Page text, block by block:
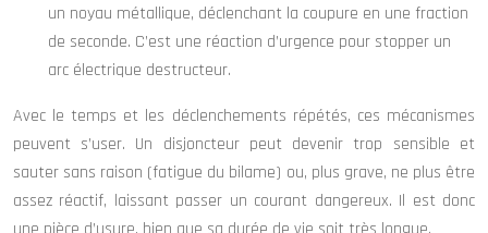
un noyau métallique, déclenchant la coupure en une fraction
de seconde. C’est une réaction d’urgence pour stopper un
arc électrique destructeur.
Avec le temps et les déclenchements répétés, ces mécanismes
peuvent s’user. Un disjoncteur peut devenir trop sensible et
sauter sans raison (fatigue du bilame) ou, plus grave, ne plus être
assez réactif, laissant passer un courant dangereux. Il est donc